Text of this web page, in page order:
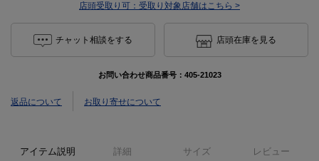
店頭受取り可： 受取り対象店舗はこちら >
チャット相談をする 店頭在庫を見る
お問い合わせ商品番号： 405-21023
返品について お取り寄せについて
アイテム説明 詳細 サイズ レビュー